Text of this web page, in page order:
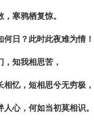
寒鸦栖复惊。
何日？此时此夜难为情！
，知我相思苦，
相忆，短相思兮无穷极，
心，何如当初莫相识。